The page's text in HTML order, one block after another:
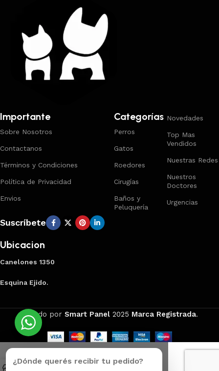
Importante
Sobre Nosotros
Contactanos
Términos y Condiciones
Política de Privacidad
Envios
Categorías
Perros
Gatos
Roedores
Cirugías
Baños y
Peluquería
Novedades
Top Mas
Vendidos
Nuestras Redes
Nuestros
Doctores
Urgencias
Suscríbete
Ubicacion
Canelones 1350
Esquina Ejido.
Creado por Smart Panel 2025 Marca Registrada.
¿Dónde querés recibir tu pedido?